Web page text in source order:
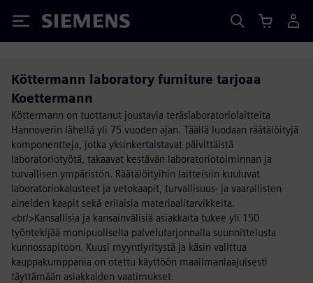
Siemens
Köttermann laboratory furniture tarjoaa
Koettermann
Köttermann on tuottanut joustavia teräslaboratoriolaitteita
Hannoverin lähellä yli 75 vuoden ajan. Täällä luodaan räätälöityjä
komponentteja, jotka yksinkertaistavat päivittäistä
laboratoriotyötä, takaavat kestävän laboratoriotoiminnan ja
turvallisen ympäristön. Räätälöityihin laitteisiin kuuluvat
laboratoriokalusteet ja vetokaapit, turvallisuus- ja vaarallisten
aineiden kaapit sekä erilaisia materiaalitarvikkeita.
<br/>Kansallisia ja kansainvälisiä asiakkaita tukee yli 150
työntekijää monipuolisella palvelutarjonnalla suunnittelusta
kunnossapitoon. Kuusi myyntiyritystä ja käsin valittua
kauppakumppania on otettu käyttöön maailmanlaajuisesti
täyttämään asiakkaiden vaatimukset.